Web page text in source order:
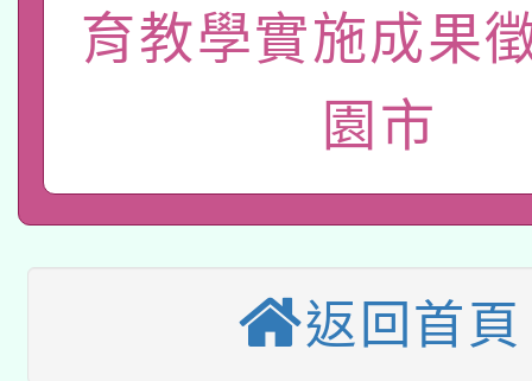
業技術研究院辦理「
用水績優單位及節水達
115年8月22日(星期六
桃園市孔廟祈福系列
開 智慧啟航」
2026年桃園地景藝術
本校115學年度第2次
招甄選結果公告(無人
招)
適應運動共學行動站研
本館辦理115年度閱讀
暨閱讀推動專業研習
科技賦能─人工智慧
育教學實施成果
園市
返回首頁